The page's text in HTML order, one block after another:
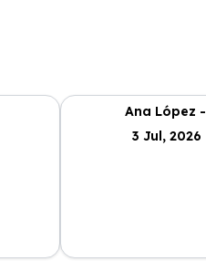
Ana López -
3 Jul, 2026